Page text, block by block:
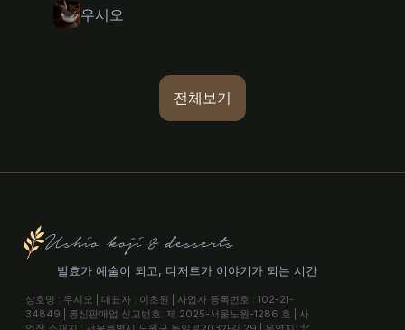
우시오
전체보기
Ushio koji & desserts
발효가 예술이 되고, 디저트가 이야기가 되는 시간
상호명 : 우시오 | 대표자 : 이초원 | 사업자 등록번호 : 102-21-
34849 | 통신판매업 신고번호: 제 2025-서울노원-1286 호 | 사